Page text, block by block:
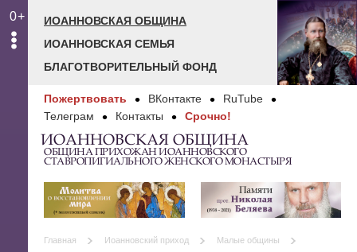
0+
ИОАННОВСКАЯ ОБЩИНА
ИОАННОВСКАЯ СЕМЬЯ
БЛАГОТВОРИТЕЛЬНЫЙ ФОНД
Пожертвовать ВКонтакте
RuTube
Телеграм
Контакты Срочно!
ИОАННОВСКАЯ ОБЩИНА
ОБЩИНА ПРИХОЖАН ИОАННОВСКОГО
СТАВРОПИГИАЛЬНОГО ЖЕНСКОГО МОНАСТЫРЯ
Главная Иоанновский приход
Малые общины